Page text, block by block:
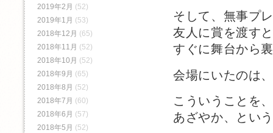
そして、無事プ
友人に賞を渡す
すぐに舞台から
会場にいたのは
こういうことを
あざやか、とい
2019年2月 (52)
2019年1月 (53)
2018年12月 (65)
2018年11月 (52)
2018年10月 (52)
2018年9月 (65)
2018年8月 (52)
2018年7月 (60)
2018年6月 (57)
2018年5月 (52)